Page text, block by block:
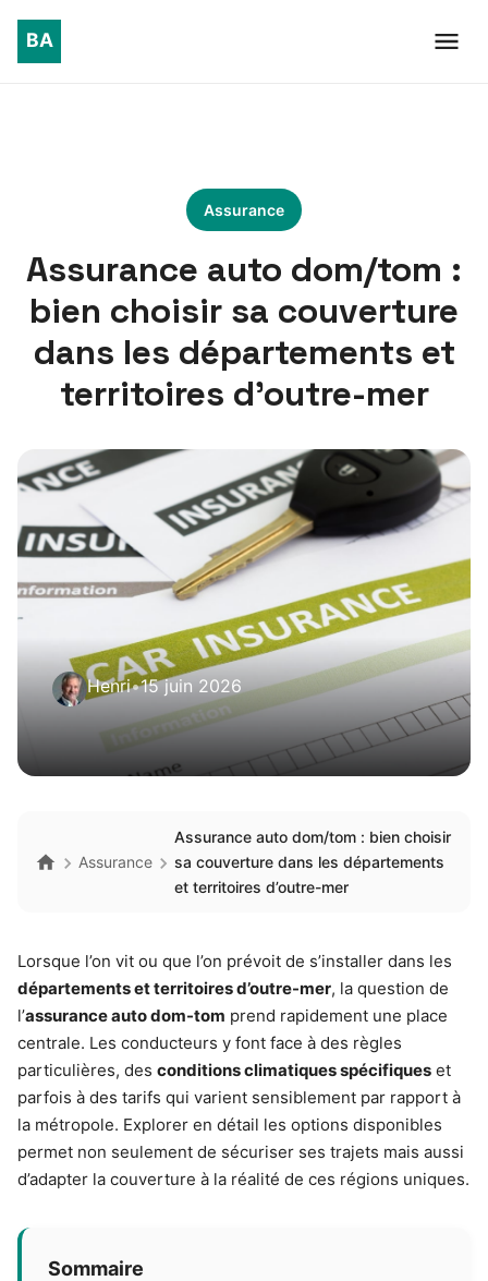
Assurance
Assurance auto dom/tom :
bien choisir sa couverture
dans les départements et
territoires d’outre-mer
Henri•15 juin 2026
Assurance
Assurance auto dom/tom : bien choisir
sa couverture dans les départements
et territoires d’outre-mer
Lorsque l’on vit ou que l’on prévoit de s’installer dans les
départements et territoires d’outre-mer, la question de
l’assurance auto dom-tom prend rapidement une place
centrale. Les conducteurs y font face à des règles
particulières, des conditions climatiques spécifiques et
parfois à des tarifs qui varient sensiblement par rapport à
la métropole. Explorer en détail les options disponibles
permet non seulement de sécuriser ses trajets mais aussi
d’adapter la couverture à la réalité de ces régions uniques.
Sommaire